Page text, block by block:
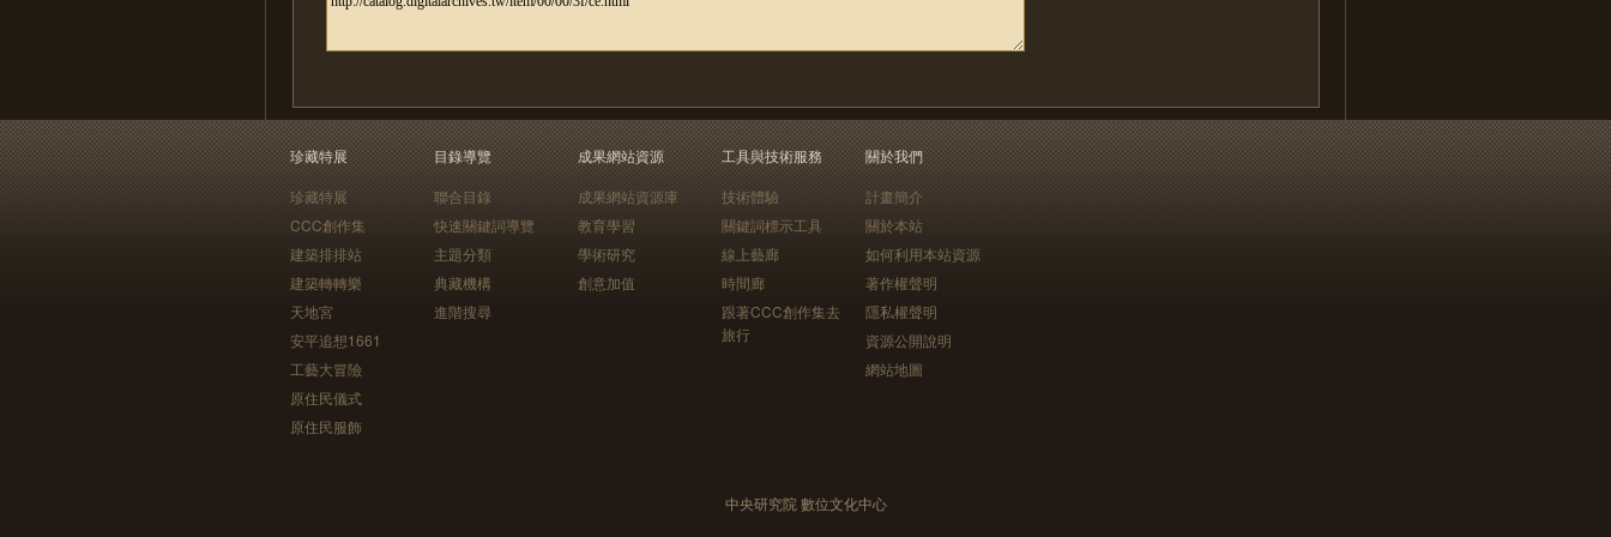
珍藏特展
珍藏特展
CCC創作集
建築排排站
建築轉轉樂
天地宮
安平追想1661
工藝大冒險
原住民儀式
原住民服飾
目錄導覽
聯合目錄
快速關鍵詞導覽
主題分類
典藏機構
進階搜尋
成果網站資源
成果網站資源庫
教育學習
學術研究
創意加值
工具與技術服務
技術體驗
關鍵詞標示工具
線上藝廊
時間廊
跟著CCC創作集去
旅行
關於我們
計畫簡介
關於本站
如何利用本站資源
著作權聲明
隱私權聲明
資源公開說明
網站地圖
中央研究院 數位文化中心